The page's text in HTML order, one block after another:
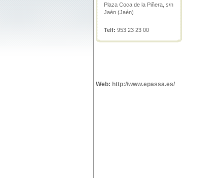
Plaza Coca de la Piñera, s/n
Jaén (Jaén)
Telf: 953 23 23 00
Web: http://www.epassa.es/